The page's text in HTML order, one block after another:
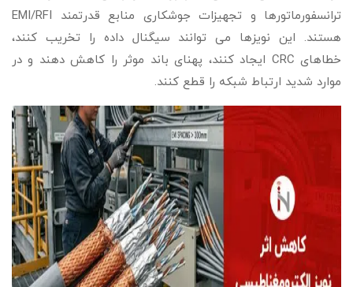
ترانسفورماتورها و تجهیزات جوشکاری منابع قدرتمند EMI/RFI
هستند. این نویزها می توانند سیگنال داده را تخریب کنند،
خطاهای CRC ایجاد کنند، پهنای باند موثر را کاهش دهند و در
موارد شدید ارتباط شبکه را قطع کنند.